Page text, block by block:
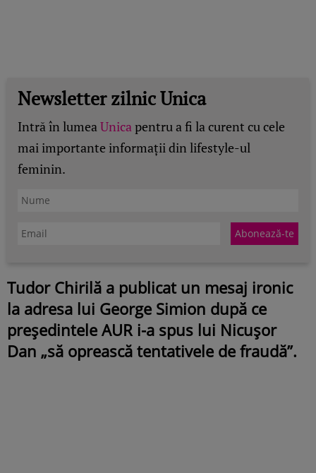
Newsletter zilnic Unica
Intră în lumeaUnicapentru a fi la curent cu cele
mai importante informații din lifestyle-ul
feminin.
Tudor Chirilă a publicat un mesaj ironic
la adresa lui George Simion după ce
președintele AUR i-a spus lui Nicușor
Dan „să oprească tentativele de fraudă”.